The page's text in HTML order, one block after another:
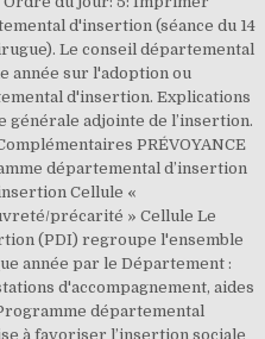
d'insertion (séance du 14
Le conseil départemental
année sur l'adoption ou
d'insertion. Explications
générale adjointe de l’insertion.
PRÉVOYANCE
départemental d’insertion
Cellule «
précarité » Cellule Le
(PDI) regroupe l'ensemble
année par le Département :
d'accompagnement, aides
départemental
à favoriser l’insertion sociale